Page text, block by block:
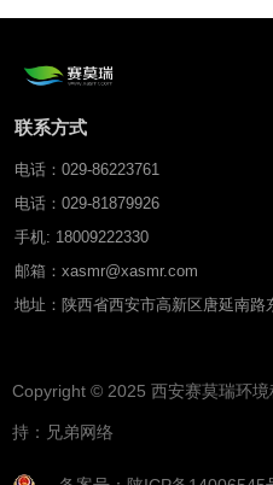
联系方式
电话：029-86223761
电话：029-81879926
手机: 18009222330
邮箱：xasmr@xasmr.com
地址：陕西省西安市高新区唐延南路
Copyright © 2025 西安赛莫
持： 兄弟网络